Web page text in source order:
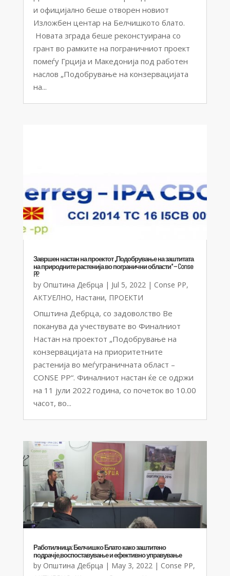
и официјално беше отворен новиот
Изложбен центар на Белчишкото блато.
Новата зграда беше реконстуирана со
грант во рамките на пограничниот проект
помеѓу Грција и Македонија под работен
наслов „Подобрување на конзервацијата
на...
Завршен настан на проектот „Подобрување на заштитата
на природните растенија во погранични области“ – Conse
PP.
by Општина Дебрца | Jul 5, 2022| Conse PP,
АКТУЕЛНО, Настани, ПРОЕКТИ
Општина Дебрца, со задоволство Ве
поканува да учествувате во Финалниот
Настан на проектот „Подобрување на
конзервацијата на приоритетните
растенија во меѓуграничната област –
CONSE PP“. Финалниот настан ќе се одржи
на 11 јули 2022 година, со почеток во 10.00
часот, во...
Работилница: Белчишко Блато како заштитено
подрачје,воспоставување и ефективно управување
by Општина Дебрца | May 3, 2022| Conse PP,